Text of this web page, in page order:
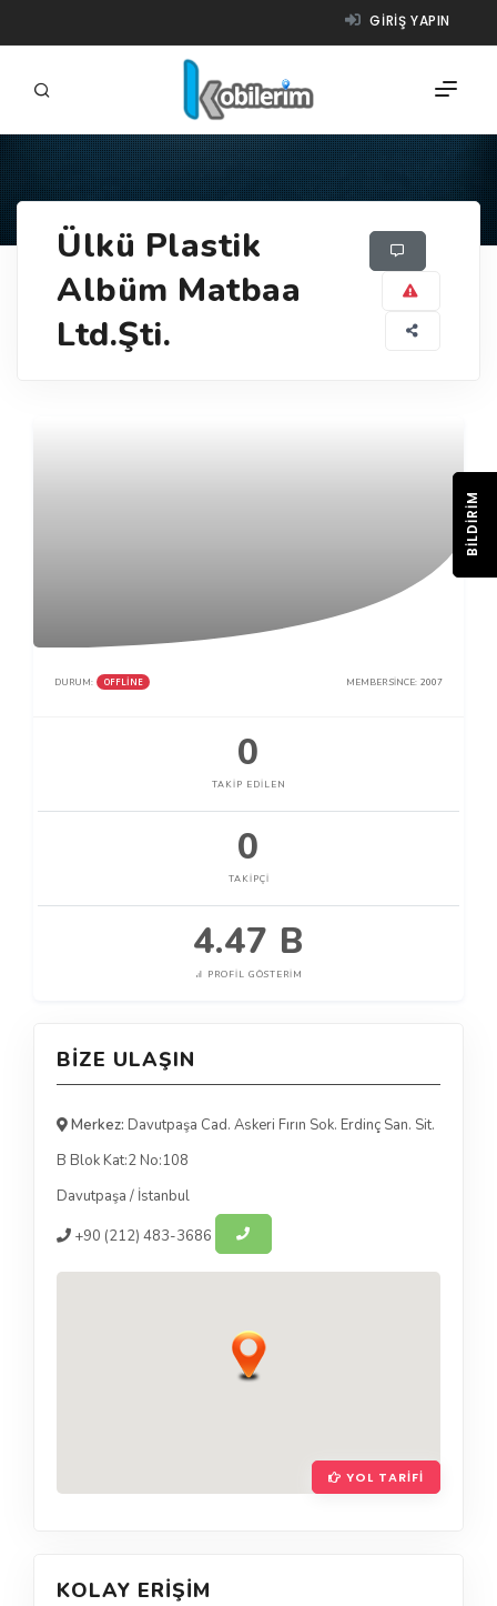
GIRIŞ YAPIN
ÜRÜNLER
YARDIM
Ülkü Plastik
Albüm Matbaa
Ltd.Şti.
DURUM: OFFLINE MEMBER SINCE: 2007
0
TAKIP EDILEN
0
TAKIPÇI
4.47 B
PROFIL GÖSTERIM
BIZE ULAŞIN
Merkez: Davutpaşa Cad. Askeri Fırın Sok. Erdinç San. Sit.
B Blok Kat:2 No:108
Davutpaşa / İstanbul
+90 (212) 483-3686
YOL TARIFI
KOLAY ERIŞIM
BILDIRIM